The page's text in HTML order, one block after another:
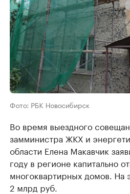
Фото: РБК Новосибирск
Во время выездного
замминистра ЖКХ и
области Елена Макавчик
году в регионе капитально
многоквартирных домов. На
2 млрд руб.